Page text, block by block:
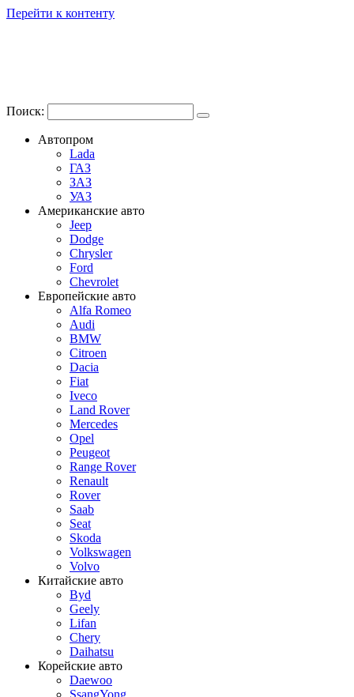
Перейти к контенту
Поиск:
Автопром
Lada
ГАЗ
ЗАЗ
УАЗ
Американские авто
Jeep
Dodge
Chrysler
Ford
Chevrolet
Европейские авто
Alfa Romeo
Audi
BMW
Citroen
Dacia
Fiat
Iveco
Land Rover
Mercedes
Opel
Peugeot
Range Rover
Renault
Rover
Saab
Seat
Skoda
Volkswagen
Volvo
Китайские авто
Byd
Geely
Lifan
Chery
Daihatsu
Корейские авто
Daewoo
SsangYong